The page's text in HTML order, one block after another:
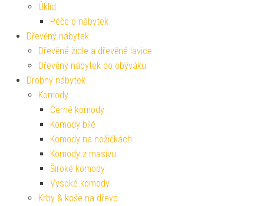
Úklid
Péče o nábytek
Dřevěný nábytek
Dřevěné židle a dřevěné lavice
Dřevěný nábytek do obýváku
Drobný nábytek
Komody
Černé komody
Komody bílé
Komody na nožičkách
Komody z masivu
Široké komody
Vysoké komody
Krby & koše na dřevo